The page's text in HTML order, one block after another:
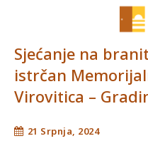
Sjećanje na
istrčan
Virovitica –
21 Srpnja, 2024